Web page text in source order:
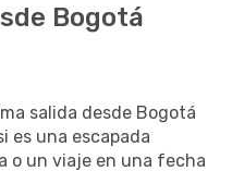
Bogotá
salida desde Bogotá
es una escapada
o un viaje en una fecha